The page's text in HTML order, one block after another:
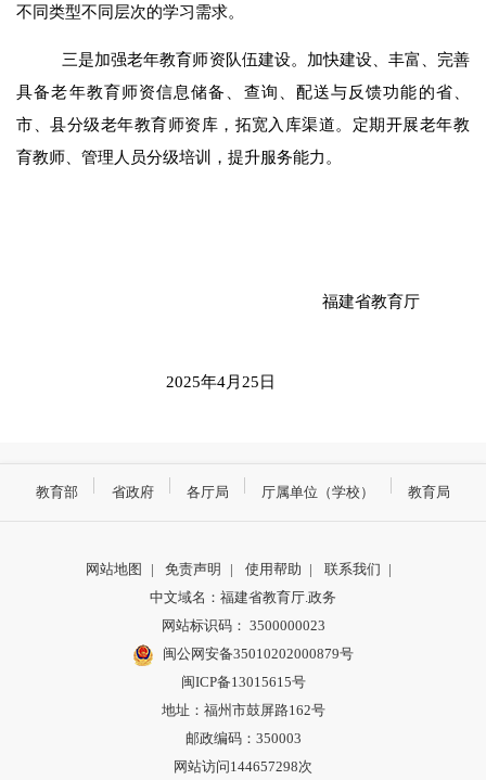
不同类型不同层次的学习需求。
三是加强老年教育师资队伍建设。 加快建设、丰富、完善
具备老年教育师资信息储备、查询、配送与反馈功能的省、
市、县分级老年教育师资库，拓宽入库渠道。定期开展老年教
育教师、管理人员分级培训，提升服务能力。
福建省教育厅
2025年4月 25日
教育部 省政府 各厅局 厅属单位（学校） 教育局
网站地图 | 免责声明 | 使用帮助 | 联系我们 |
中文域名：福建省教育厅.政务
网站标识码： 3500000023
闽公网安备35010202000879号
闽ICP备13015615号
地址：福州市鼓屏路162号
邮政编码：350003
网站访问144657298次